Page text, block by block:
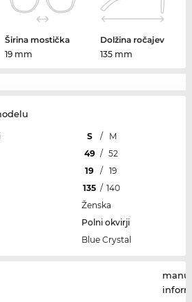
Širina mostička
19 mm
Dolžina ročajev
135 mm
S /
M
49 / 52
19 /
19
135 / 140
Ženska
Polni okvirji
Blue Crystal